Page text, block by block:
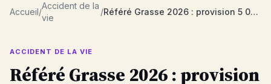
Accueil/
Accident de la
vie
/ Référé Grasse 2026 : provision 5 000 EUR et expertise après accident moto
ACCIDENT DE LA VIE
Référé Grasse 2026 : provision